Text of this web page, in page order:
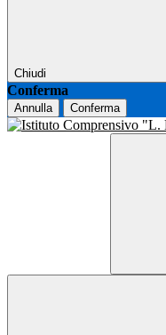
Chiudi
Conferma
Annulla Conferma